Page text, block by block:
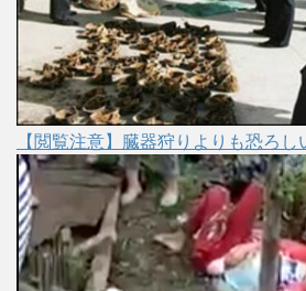
【閲覧注意】臓器狩りよりも恐ろし